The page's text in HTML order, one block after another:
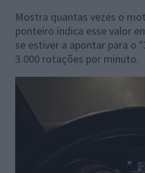
Mostra quantas vezes o
ponteiro indica esse valor
se estiver a apontar para o
3.000 rotações por minuto.